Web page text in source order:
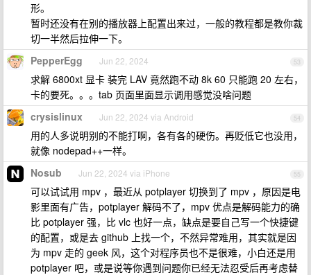
形。
暂时还没有在别的播放器上配置出来过，一般的教程都是教你裁
切一半然后拉伸一下。
53
PepperEgg Jun 22, 2024
求解 6800xt 显卡 装完 LAV 竟然跑不动 8k 60 只能跑 20 左右，
卡的要死。。。tab 页面里面显示调用感觉没啥问题
54
crysislinux Jun 22, 2024 via Android
用的人多说明别的不能打啊，各有各的硬伤。再贬低它也没用，
就像 nodepad++一样。
55
Nosub Jun 22, 2024 via iPhone
可以试试用 mpv ，最近从 potplayer 切换到了 mpv ，原因是电
影里面有广告，potplayer 解码不了，mpv 优点是解码能力的确
比 potplayer 强，比 vlc 也好一点，缺点是要自己写一个快捷键
的配置，或是去 github 上找一个，不然异常难用，其实就是因
为 mpv 走的 geek 风，这个对程序员也不是很难，小白还是用
potplayer 吧，或是说等你遇到问题你已经无法忍受后再考虑替